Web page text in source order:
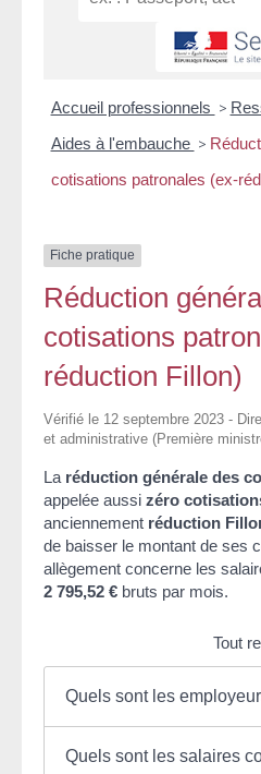
Accueil professionnels >
Aides à l'embauche >
cotisations patronales (ex-
Fiche pratique
Réduction
cotisations
réduction Fillon)
Vérifié le 12 septembre 2023 -
et administrative (Première
La réduction générale des
appelée aussi zéro
anciennement réduction
de baisser le montant de ses
allègement concerne les
2 795,52 € bruts par mois.
Tout
Quels sont les
Quels sont les salaires